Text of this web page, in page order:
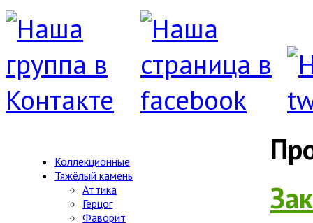
Коллекционные
Тяжёлый камень
Аттика
Герцог
Фаворит